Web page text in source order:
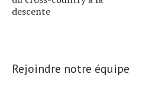
descente
Rejoindre notre équipe